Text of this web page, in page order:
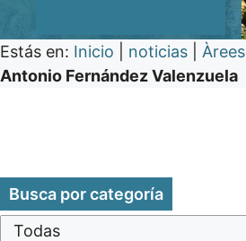
Estás en: Inicio noticias Àrees
Antonio Fernández Valenzuela
Busca por categoría